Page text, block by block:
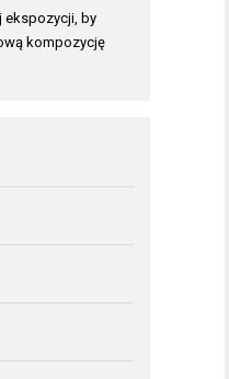
ekspozycji, by
kompozycję